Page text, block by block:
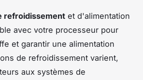
refroidissement et d'alimentation
avec votre processeur pour
et garantir une alimentation
de refroidissement varient,
aux systèmes de